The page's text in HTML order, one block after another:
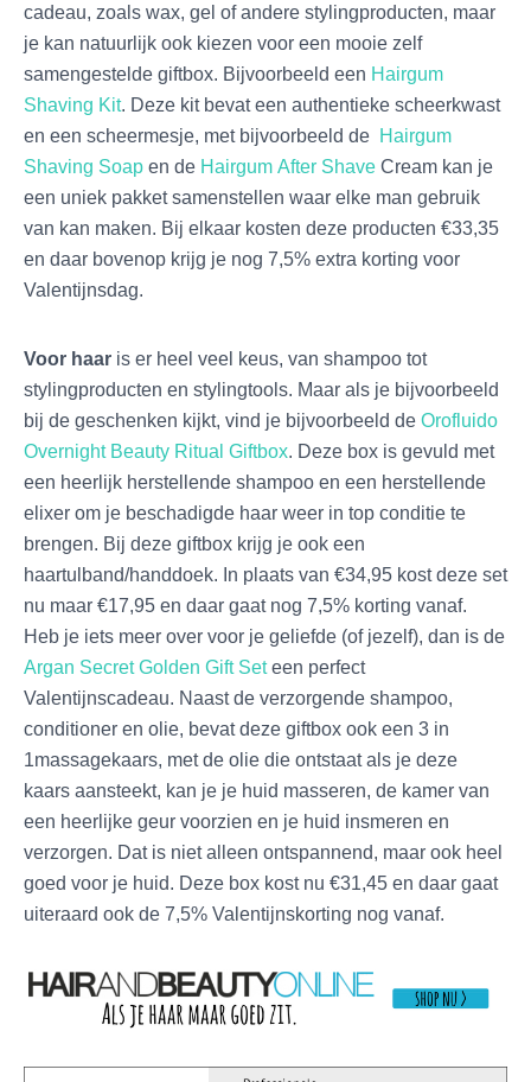
cadeau, zoals wax, gel of andere stylingproducten, maar
je kan natuurlijk ook kiezen voor een mooie zelf
samengestelde giftbox. Bijvoorbeeld een Hairgum
Shaving Kit. Deze kit bevat een authentieke scheerkwast
en een scheermesje, met bijvoorbeeld de Hairgum
Shaving Soap en de Hairgum After Shave Cream kan je
een uniek pakket samenstellen waar elke man gebruik
van kan maken. Bij elkaar kosten deze producten €33,35
en daar bovenop krijg je nog 7,5% extra korting voor
Valentijnsdag.
Voor haar is er heel veel keus, van shampoo tot
stylingproducten en stylingtools. Maar als je bijvoorbeeld
bij de geschenken kijkt, vind je bijvoorbeeld de Orofluido
Overnight Beauty Ritual Giftbox. Deze box is gevuld met
een heerlijk herstellende shampoo en een herstellende
elixer om je beschadigde haar weer in top conditie te
brengen. Bij deze giftbox krijg je ook een
haartulband/handdoek. In plaats van €34,95 kost deze set
nu maar €17,95 en daar gaat nog 7,5% korting vanaf.
Heb je iets meer over voor je geliefde (of jezelf), dan is de
Argan Secret Golden Gift Seteen perfect
Valentijnscadeau. Naast de verzorgende shampoo,
conditioner en olie, bevat deze giftbox ook een 3 in
1massagekaars, met de olie die ontstaat als je deze
kaars aansteekt, kan je je huid masseren, de kamer van
een heerlijke geur voorzien en je huid insmeren en
verzorgen. Dat is niet alleen ontspannend, maar ook heel
goed voor je huid. Deze box kost nu €31,45 en daar gaat
uiteraard ook de 7,5% Valentijnskorting nog vanaf.